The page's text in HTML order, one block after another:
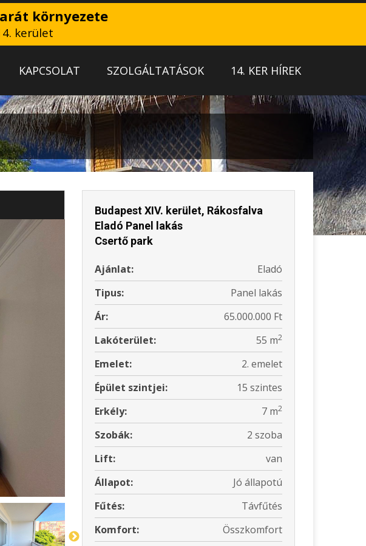
környezete
kerület
KAPCSOLAT SZOLGÁLTATÁSOK 14. KER HÍREK
Budapest XIV. kerület, Rákosfalva
Eladó Panel lakás
Csertő park
Ajánlat:
Eladó
Tipus:
Panel lakás
Ár:
65.000.000 Ft
Lakóterület:
55 m2
Emelet:
2. emelet
Épület szintjei:
15 szintes
Erkély:
7 m2
Szobák:
2 szoba
Lift:
van
Állapot:
Jó állapotú
Fűtés:
Távfűtés
Komfort:
Összkomfort